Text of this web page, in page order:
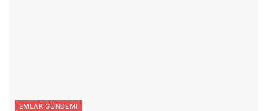
EMLAK GÜNDEMI